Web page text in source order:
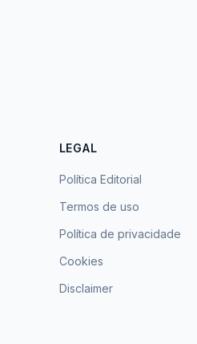
LEGAL
Política Editorial
Termos de uso
Política de privacidade
Cookies
Disclaimer